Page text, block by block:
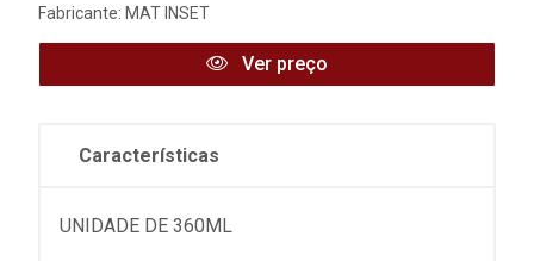
Fabricante: MAT INSET
Ver preço
Características
UNIDADE DE 360ML